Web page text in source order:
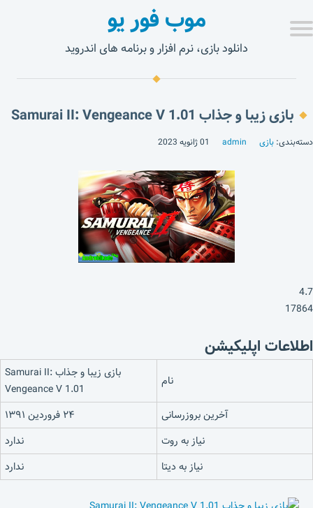
موب فور یو
دانلود بازی، نرم افزار و برنامه های اندروید
بازی زیبا و جذاب Samurai II: Vengeance V 1.01
دسته‌بندی: بازی admin 01 ژانویه 2023
4.7
17864
اطلاعات اپلیکیشن
نام
بازی زیبا و جذاب Samurai II:
Vengeance V 1.01
آخرین بروزرسانی
۲۴ فروردین ۱۳۹۱
نیاز به روت
ندارد
نیاز به دیتا
ندارد